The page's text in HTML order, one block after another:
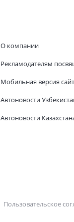
О компании
Рекламодателям
Мобильная версия
Автоновости
Автоновости
Пользовательское